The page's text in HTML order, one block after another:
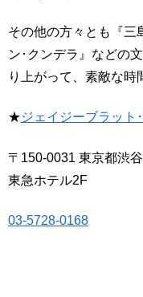
その他の方々とも『三
ン･クンデラ』などの
り上がって、素敵な
★ジェイジーブラット
〒150-0031 東京都渋
東急ホテル2F
03-5728-0168